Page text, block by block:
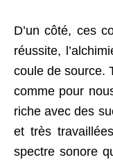
D’un côté, ces
réussite,
coule de source.
comme pour
riche avec des
et très
spectre sonore